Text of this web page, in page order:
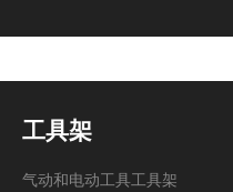
工具架
气动和电动工具工具架